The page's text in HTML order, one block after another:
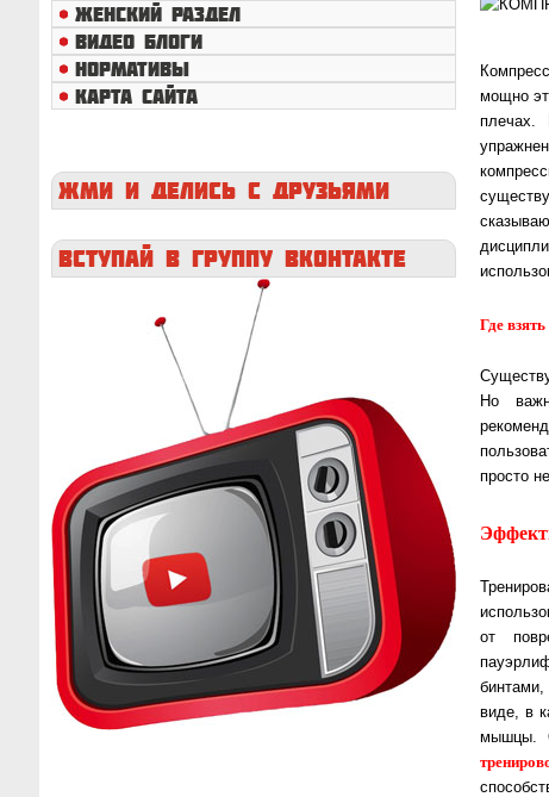
ЖЕНСКИЙ РАЗДЕЛ
ВИДЕО БЛОГИ
НОРМАТИВЫ
КАРТА САЙТА
ЖМИ И ДЕЛИСЬ С ДРУЗЬЯМИ
ВСТУПАЙ В ГРУППУ ВКОНТАКТЕ
мощно
Где
Но
просто
от
виде, в
мышцы.